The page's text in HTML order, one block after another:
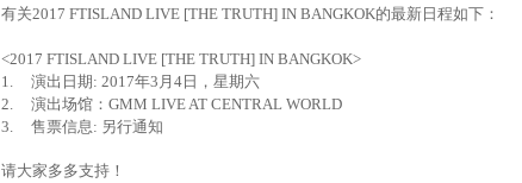
有关2017 FTISLAND LIVE [THE TRUTH] IN BANGKOK的最新日程如下：
<2017 FTISLAND LIVE [THE TRUTH] IN BANGKOK>
1. 演出日期: 2017年3 月 4 日，星期六
2. 演出场馆： GMM LIVE AT CENTRAL WORLD
3. 售票信息: 另行通知
请大家多多支持！